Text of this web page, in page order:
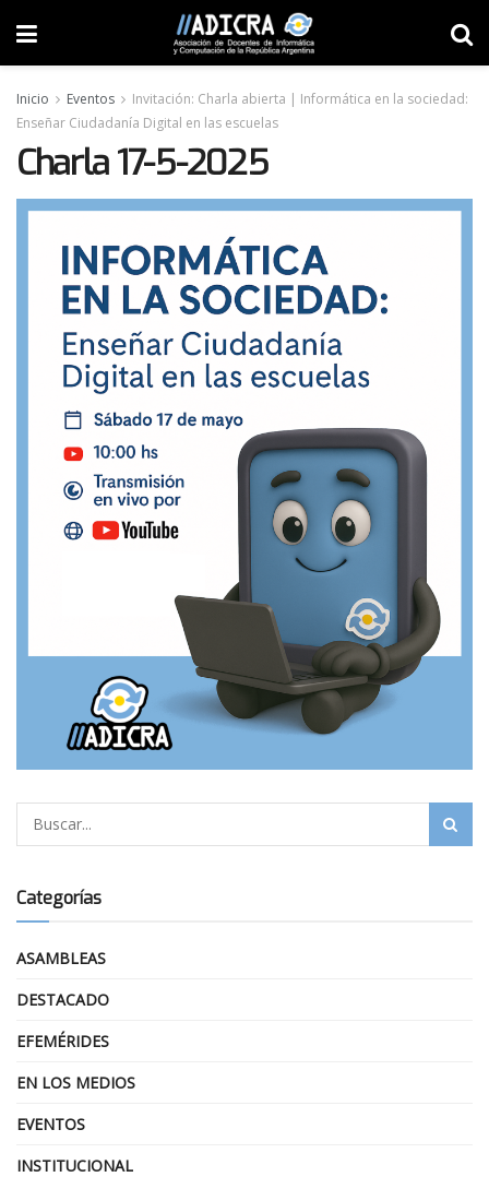
Inicio Eventos
Invitación: Charla abierta | Informática en la sociedad:
Enseñar Ciudadanía Digital en las escuelas
Charla 17-5-2025
Categorías
ASAMBLEAS
DESTACADO
EFEMÉRIDES
EN LOS MEDIOS
EVENTOS
INSTITUCIONAL